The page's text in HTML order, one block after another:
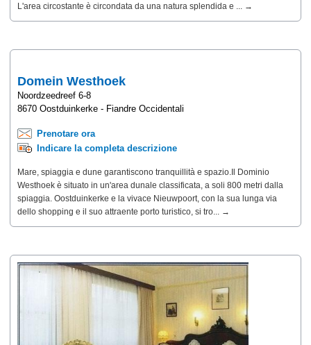
L'area circostante è circondata da una natura splendida e ... →
Domein Westhoek
Noordzeedreef 6-8
8670 Oostduinkerke - Fiandre Occidentali
Prenotare ora
Indicare la completa descrizione
Mare, spiaggia e dune garantiscono tranquillità e spazio.Il Dominio
Westhoek è situato in un'area dunale classificata, a soli 800 metri dalla
spiaggia. Oostduinkerke e la vivace Nieuwpoort, con la sua lunga via
dello shopping e il suo attraente porto turistico, si tro... →